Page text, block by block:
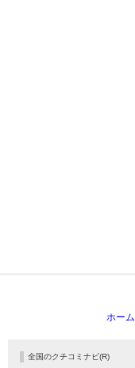
ホーム
全国のクチコミナビ(R)